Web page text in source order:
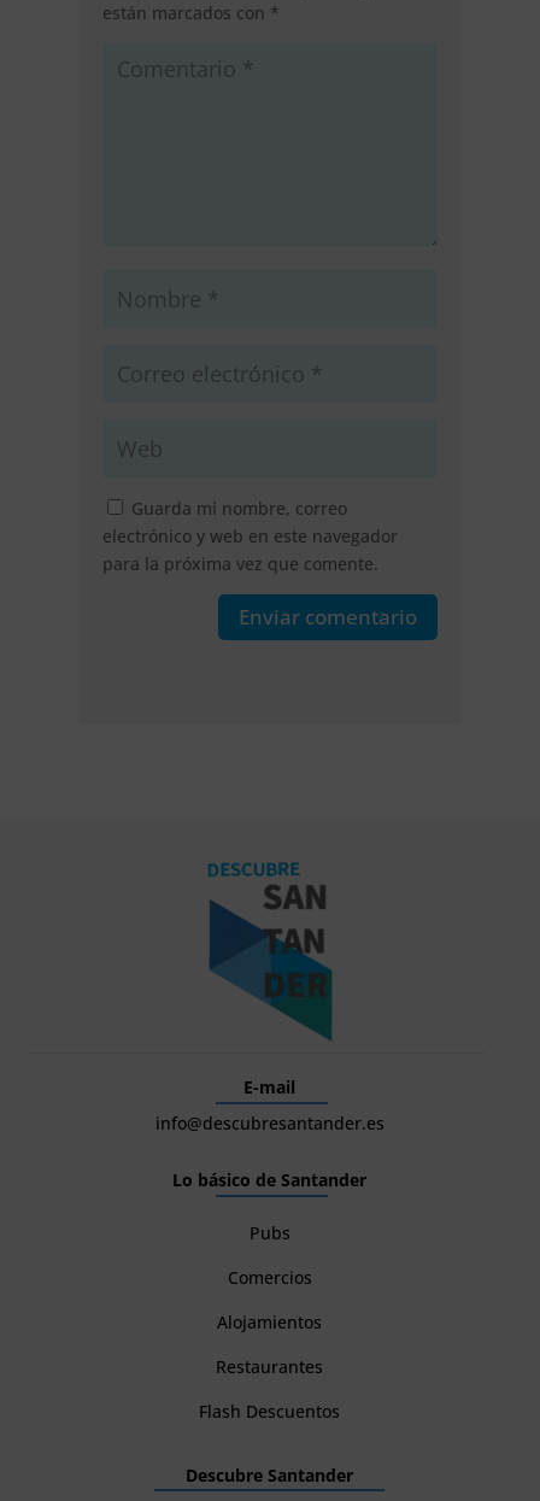
están marcados con *
Guarda mi nombre, correo
electrónico y web en este navegador
para la próxima vez que comente.
Enviar comentario
E-mail
info@descubresantander.es
Lo básico de Santander
Pubs
Comercios
Alojamientos
Restaurantes
Flash Descuentos
Descubre Santander